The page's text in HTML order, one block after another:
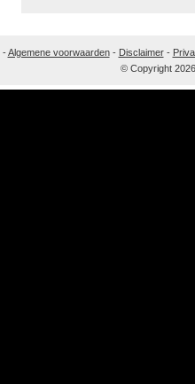
-Algemene voorwaarden- Disclaimer-
© Copyright